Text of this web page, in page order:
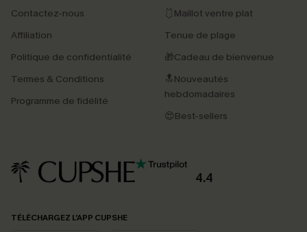
Contactez-nous
Affiliation
Politique de confidentialité
Termes & Conditions
Programme de fidélité
🩱Maillot ventre plat
Tenue de plage
🎁Cadeau de bienvenue
🔝Nouveautés
hebdomadaires
😍Best-sellers
4.4
TÉLÉCHARGEZ L’APP CUPSHE
PROFITEZ DE -15%